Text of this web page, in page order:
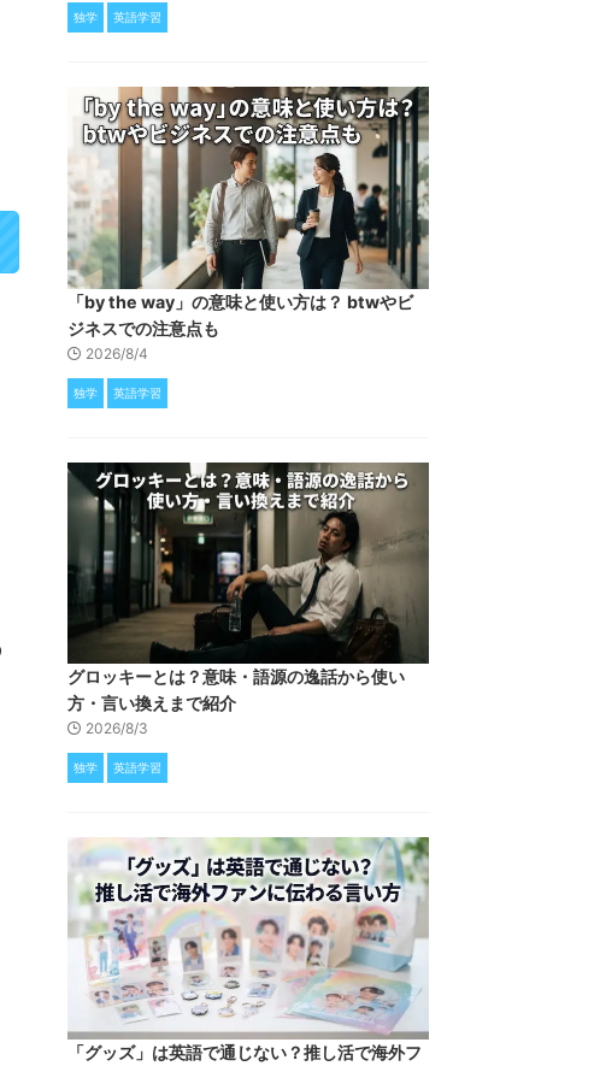
独学 英語学習
「by the way」の意味と使い方は？ btwやビ
ジネスでの注意点も
2026/8/4
独学 英語学習
グロッキーとは？意味・語源の逸話から使い
方・言い換えまで紹介
2026/8/3
独学 英語学習
「グッズ」は英語で通じない？推し活で海外フ